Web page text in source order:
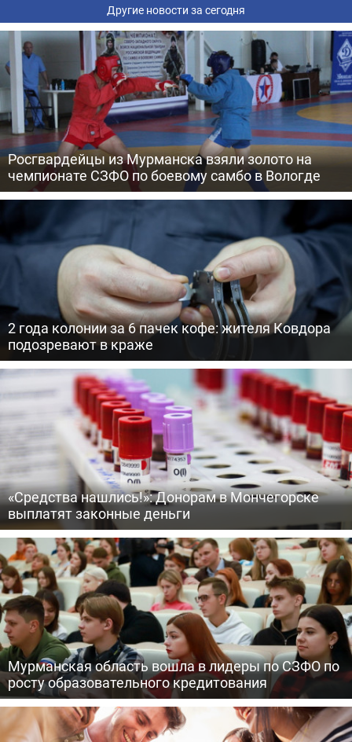
Другие новости за сегодня
Росгвардейцы из Мурманска взяли золото на
чемпионате СЗФО по боевому самбо в Вологде
2 года колонии за 6 пачек кофе: жителя Ковдора
подозревают в краже
«Средства нашлись!»: Донорам в Мончегорске
выплатят законные деньги
Мурманская область вошла в лидеры по СЗФО по
росту образовательного кредитования